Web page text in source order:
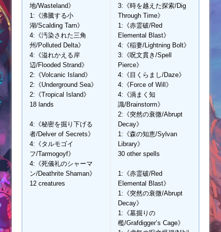
地/Wasteland》
1:《沸騰する小
湖/Scalding Tarn》
4:《汚染された三角
州/Polluted Delta》
4:《溢れかえる岸
辺/Flooded Strand》
2:《Volcanic Island》
2:《Underground Sea》
2:《Tropical Island》
18 lands
4:《秘密を掘り下げる
者/Delver of Secrets》
4:《タルモゴイ
フ/Tarmogoyf》
4:《死儀礼のシャーマ
ン/Deathrite Shaman》
12 creatures
3:《時を越えた探索/Dig
Through Time》
1:《赤霊破/Red
Elemental Blast》
4:《稲妻/Lightning Bolt》
3:《呪文貫き/Spell
Pierce》
4:《目くらまし/Daze》
4:《Force of Will》
4:《渦まく知
識/Brainstorm》
2:《突然の衰微/Abrupt
Decay》
1:《森の知恵/Sylvan
Library》
30 other spells
1:《赤霊破/Red
Elemental Blast》
1:《突然の衰微/Abrupt
Decay》
1:《墓掘りの
檻/Grafdigger’s Cage》